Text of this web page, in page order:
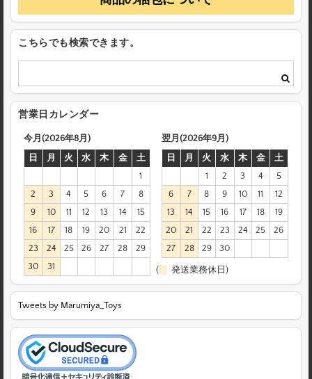
こちらでも検索できます。
営業日カレンダー
今月(2026年8月)
日
月 火 水 木 金
土
1
2
3 4 5 6 7
8
9
10 11 12 13 14
15
16
17 18 19 20 21
22
23
24 25 26 27 28
29
30
31
翌月(2026年9月)
日
月 火 水 木 金
土
1
2 3 4
5
6
7 8 9 10 11
12
13
14 15 16 17 18
19
20
21 22 23 24 25
26
27
28 29 30
( 発送業務休日)
Tweets by Marumiya_Toys